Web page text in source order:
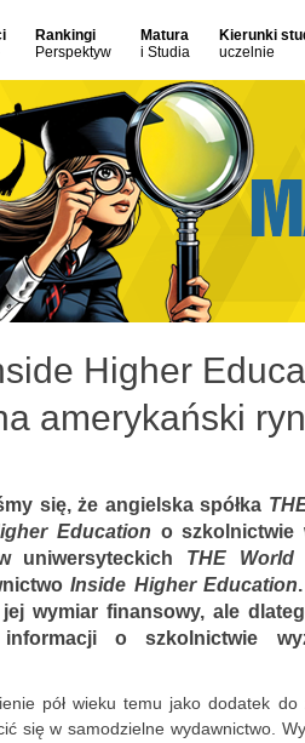
Rankingi
Perspektyw
Matura
i Studia
Kierunki
uczelnie
Higher
amerykański
się, że angielska spółka
Education o szkolnictwie
uniwersyteckich THE World
Inside Higher Education
wymiar finansowy, ale
o szkolnictwie
pół wieku temu jako dodatek
się w samodzielne wydawnictwo.